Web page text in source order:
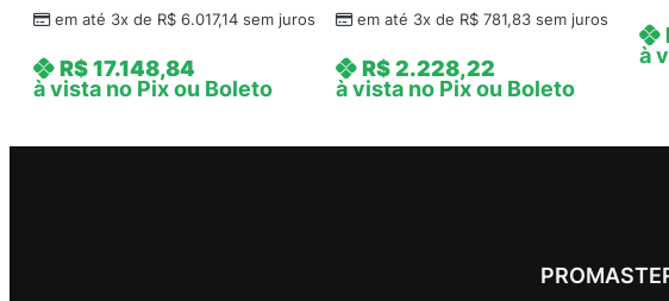
em até 3x de R$ 6.017,14 sem juros
R$17.148,84
à vista no Pix ou Boleto
em até 3x de R$ 781,83 sem juros
R$2.228,22
à vista no Pix ou Boleto
à